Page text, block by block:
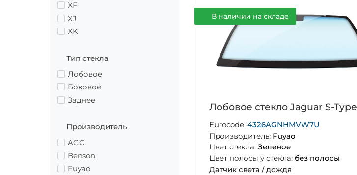
XF
XJ
XK
Тип стекла
Лобовое
Боковое
Заднее
Производитель
AGC
Benson
Fuyao
В наличии на складе
Лобовое стекло Jaguar S-Type
Eurocode: 4326AGNHMVW7U
Производитель: Fuyao
Цвет стекла: Зеленое
Цвет полосы у стекла: без полосы
Датчик света / дождя